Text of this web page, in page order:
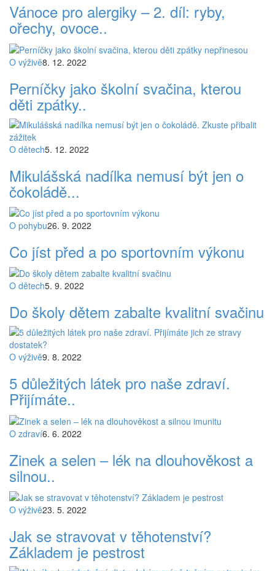
Vánoce pro alergiky – 2. díl: ryby,
ořechy, ovoce..
O výživě8. 12. 2022
Perníčky jako školní svačina, kterou
děti zpátky..
O dětech5. 12. 2022
Mikulášská nadílka nemusí být jen o
čokoládě...
O pohybu26. 9. 2022
Co jíst před a po sportovním výkonu
O dětech5. 9. 2022
Do školy dětem zabalte kvalitní svačinu
O výživě9. 8. 2022
5 důležitých látek pro naše zdraví.
Přijímáte..
O zdraví6. 6. 2022
Zinek a selen – lék na dlouhověkost a
silnou..
O výživě23. 5. 2022
Jak se stravovat v těhotenství?
Základem je pestrost